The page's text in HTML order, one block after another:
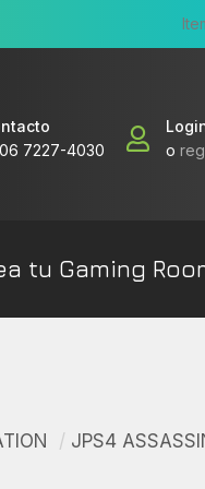
7227-4030
o
tu Gaming
/ JPS4